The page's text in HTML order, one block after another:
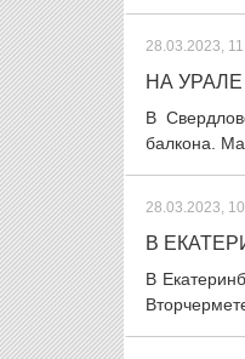
28.03.2023,
НА
В
балкона.
28.03.2023,
В
В